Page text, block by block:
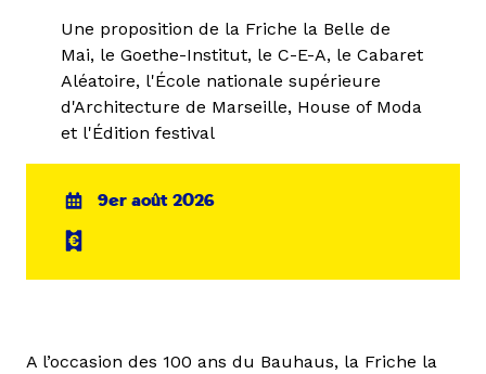
Une proposition de la Friche la Belle de
Mai, le Goethe-Institut, le C-E-A, le Cabaret
Aléatoire, l'École nationale supérieure
d'Architecture de Marseille, House of Moda
et l'Édition festival
9er août 2026
A l’occasion des 100 ans du Bauhaus, la Friche la